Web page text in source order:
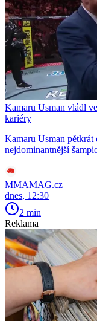
Kamaru Usman vládl
kariéry
Kamaru Usman
nejdominantnější
MMAMAG.cz
dnes, 12:30
2 min
Reklama